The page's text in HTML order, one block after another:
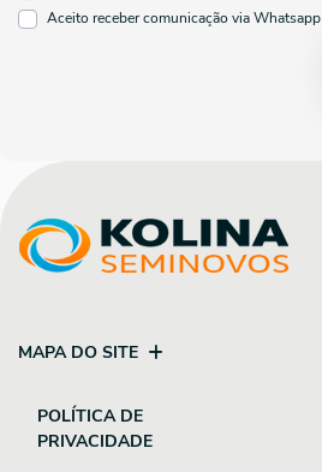
Aceito receber comunicação via Whatsapp
MAPA DO SITE
POLÍTICA DE
PRIVACIDADE